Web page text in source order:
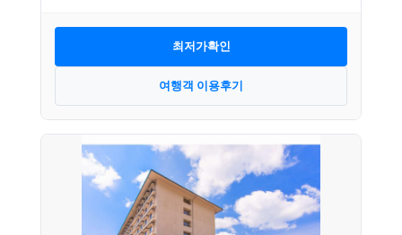
최저가확인
여행객 이용후기